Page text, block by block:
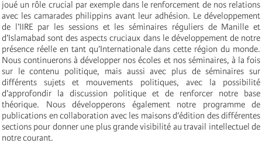
joué un rôle crucial par exemple dans le renforcement de nos relations
avec les camarades philippins avant leur adhésion. Le développement
de l’IIRE par les sessions et les séminaires réguliers de Manille et
d’Islamabad sont des aspects cruciaux dans le développement de notre
présence réelle en tant qu’Internationale dans cette région du monde.
Nous continuerons à développer nos écoles et nos séminaires, à la fois
sur le contenu politique, mais aussi avec plus de séminaires sur
différents sujets et mouvements politiques, avec la possibilité
d’approfondir la discussion politique et de renforcer notre base
théorique. Nous développerons également notre programme de
publications en collaboration avec les maisons d’édition des différentes
sections pour donner une plus grande visibilité au travail intellectuel de
notre courant.